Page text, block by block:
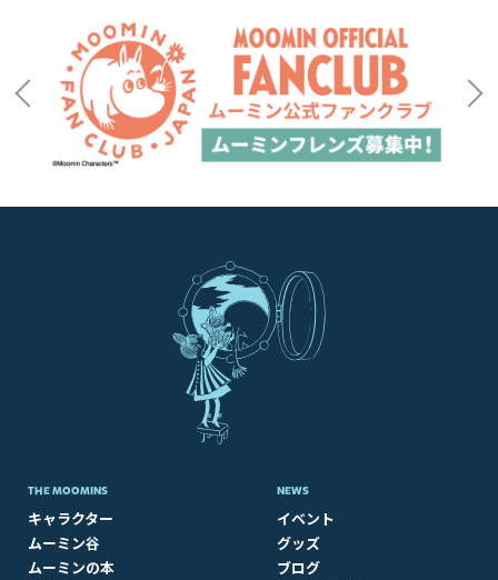
THE MOOMINS
キャラクター
ムーミン谷
ムーミンの本
NEWS
イベント
グッズ
ブログ